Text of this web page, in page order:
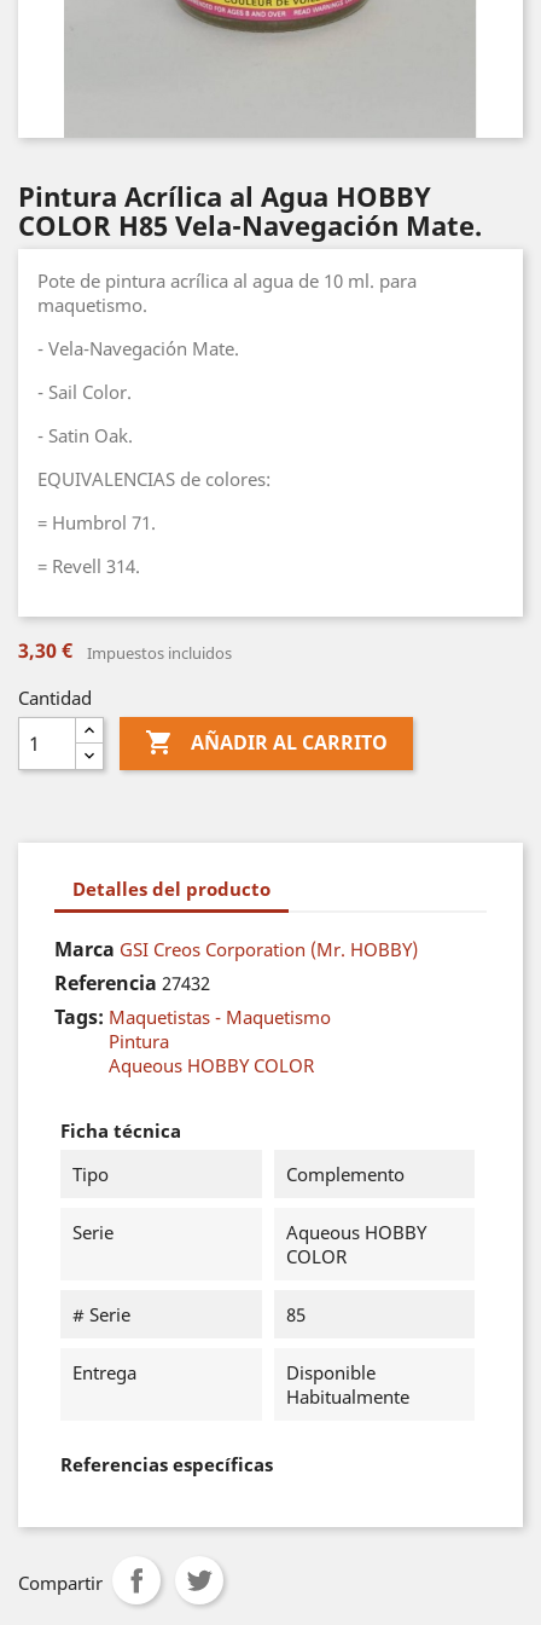
Pintura Acrílica al Agua HOBBY
COLOR H85 Vela-Navegación Mate.
Pote de pintura acrílica al agua de 10 ml. para
maquetismo.
- Vela-Navegación Mate.
- Sail Color.
- Satin Oak.
EQUIVALENCIAS de colores:
= Humbrol 71.
= Revell 314.
3,30 € Impuestos incluidos
Cantidad
 AÑADIR AL CARRITO
Detalles del producto
Marca GSI Creos Corporation (Mr. HOBBY)
Referencia 27432
Tags: Maquetistas - Maquetismo
Pintura
Aqueous HOBBY COLOR
Ficha técnica
Tipo
Complemento
Serie
Aqueous HOBBY
COLOR
# Serie 85
Entrega
Disponible
Habitualmente
Referencias específicas
Compartir